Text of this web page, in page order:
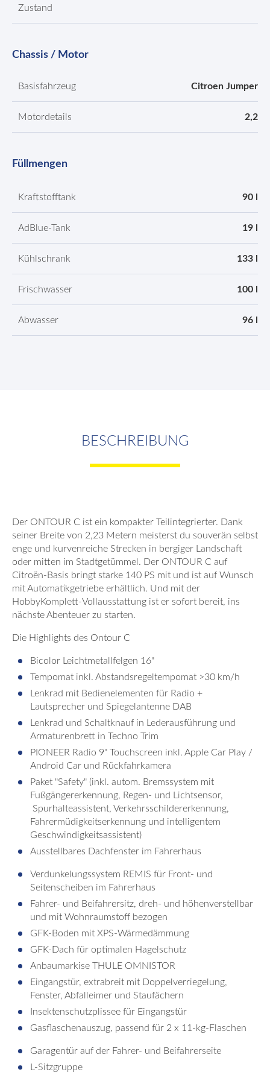
Zustand
Chassis / Motor
Basisfahrzeug Citroen Jumper
Motordetails 2,2
Füllmengen
Kraftstofftank 90 l
AdBlue-Tank 19 l
Kühlschrank 133 l
Frischwasser 100 l
Abwasser 96 l
BESCHREIBUNG
Der ONTOUR C ist ein kompakter Teilintegrierter. Dank
seiner Breite von 2,23 Metern meisterst du souverän selbst
enge und kurvenreiche Strecken in bergiger Landschaft
oder mitten im Stadtgetümmel. Der ONTOUR C auf
Citroën-Basis bringt starke 140 PS mit und ist auf Wunsch
mit Automatikgetriebe erhältlich. Und mit der
HobbyKomplett-Vollausstattung ist er sofort bereit, ins
nächste Abenteuer zu starten.
Die Highlights des Ontour C
Bicolor Leichtmetallfelgen 16"
Tempomat inkl. Abstandsregeltempomat >30 km/h
Lenkrad mit Bedienelementen für Radio +
Lautsprecher und Spiegelantenne DAB
Lenkrad und Schaltknauf in Lederausführung und
Armaturenbrett in Techno Trim
PIONEER Radio 9" Touchscreen inkl. Apple Car Play /
Android Car und Rückfahrkamera
Paket "Safety" (inkl. autom. Bremssystem mit
Fußgängererkennung, Regen- und Lichtsensor,
Spurhalteassistent, Verkehrsschildererkennung,
Fahrermüdigkeitserkennung und intelligentem
Geschwindigkeitsassistent)
Ausstellbares Dachfenster im Fahrerhaus
Verdunkelungssystem REMIS für Front- und
Seitenscheiben im Fahrerhaus
Fahrer- und Beifahrersitz, dreh- und höhenverstellbar
und mit Wohnraumstoff bezogen
GFK-Boden mit XPS-Wärmedämmung
GFK-Dach für optimalen Hagelschutz
Anbaumarkise THULE OMNISTOR
Eingangstür, extrabreit mit Doppelverriegelung,
Fenster, Abfalleimer und Staufächern
Insektenschutzplissee für Eingangstür
Gasflaschenauszug, passend für 2 x 11-kg-Flaschen
Garagentür auf der Fahrer- und Beifahrerseite
L-Sitzgruppe